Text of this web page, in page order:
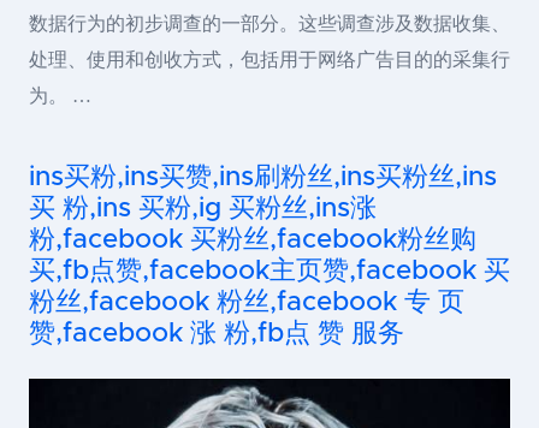
数据行为的初步调查的一部分。这些调查涉及数据收集、
处理、使用和创收方式，包括用于网络广告目的的采集行
为。 …
ins买粉,ins买赞,ins刷粉丝,ins买粉丝,ins
买 粉,ins 买粉,ig 买粉丝,ins涨
粉,facebook 买粉丝,facebook粉丝购
买,fb点赞,facebook主页赞,facebook 买
粉丝,facebook 粉丝,facebook 专 页
赞,facebook 涨 粉,fb点 赞 服务